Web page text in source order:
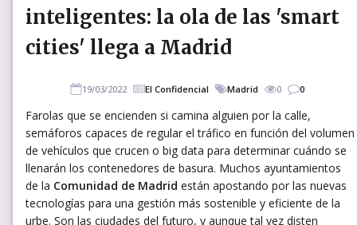
inteligentes: la ola de las 'smart
cities' llega a Madrid
19/03/2022 El Confidencial Madrid 0 0
Farolas que se encienden si camina alguien por la calle,
semáforos capaces de regular el tráfico en función del volumen
de vehículos que crucen o big data para determinar cuándo se
llenarán los contenedores de basura. Muchos ayuntamientos
de la Comunidad de Madrid están apostando por las nuevas
tecnologías para una gestión más sostenible y eficiente de la
urbe. Son las ciudades del futuro, y aunque tal vez disten